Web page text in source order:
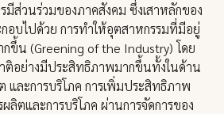
มีส่วนร่วมของภาคสังคม ซึ่งเสาหลักของ
อบไปด้วย การทำให้อุตสาหกรรมที่มีอยู่
ขึ้น (Greening of the Industry) โดย
ติอย่างมีประสิทธิภาพมากขึ้นทั้งในด้าน
และการบริโภค การเพิ่มประสิทธิภาพ
ลิตและการบริโภค ผ่านการจัดการของ